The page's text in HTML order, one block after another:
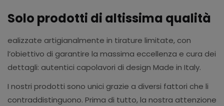
Solo prodotti di altissima qualità
ealizzate artigianalmente in tirature limitate, con
l’obiettivo di garantire la massima eccellenza e cura dei
dettagli: autentici capolavori di design Made in Italy.
I nostri prodotti sono unici grazie a diversi fattori che li
contraddistinguono. Prima di tutto, la nostra attenzione